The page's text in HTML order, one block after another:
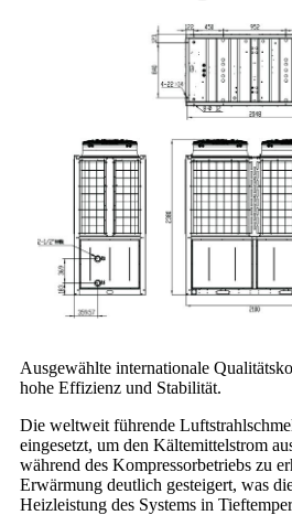
Ausgewählte internationale
hohe Effizienz und Stabilität.
Die weltweit führende
eingesetzt, um den Kältemittelstrom
während des Kompressorbetriebs zu
Erwärmung deutlich gesteigert, was
Heizleistung des Systems in